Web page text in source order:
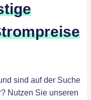
sind auf der Suche
Nutzen Sie unseren